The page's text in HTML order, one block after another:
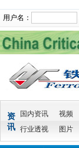
用户名：
资
讯
国内资讯 视频
行业透视
图片